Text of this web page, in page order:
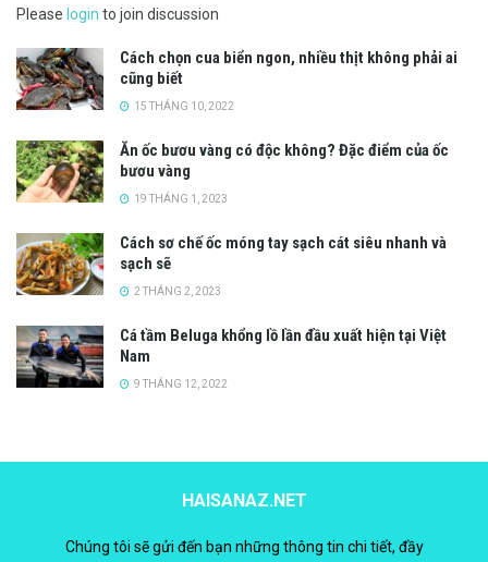
Please login to join discussion
Cách chọn cua biển ngon, nhiều thịt không phải ai
cũng biết
15 THÁNG 10, 2022
Ăn ốc bươu vàng có độc không? Đặc điểm của ốc
bươu vàng
19 THÁNG 1, 2023
Cách sơ chế ốc móng tay sạch cát siêu nhanh và
sạch sẽ
2 THÁNG 2, 2023
Cá tầm Beluga khổng lồ lần đầu xuất hiện tại Việt
Nam
9 THÁNG 12, 2022
HAISANAZ.NET
Chúng tôi sẽ gửi đến bạn những thông tin chi tiết, đầy